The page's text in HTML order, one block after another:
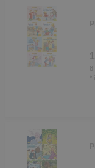
8
*